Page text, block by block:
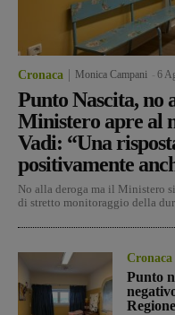
Cronaca Monica Campani 6
Punto Nascita, no
Ministero apre al
Vadi: “Una
positivamente
No alla deroga ma il Ministero
di stretto monitoraggio della
Cronaca
Punto